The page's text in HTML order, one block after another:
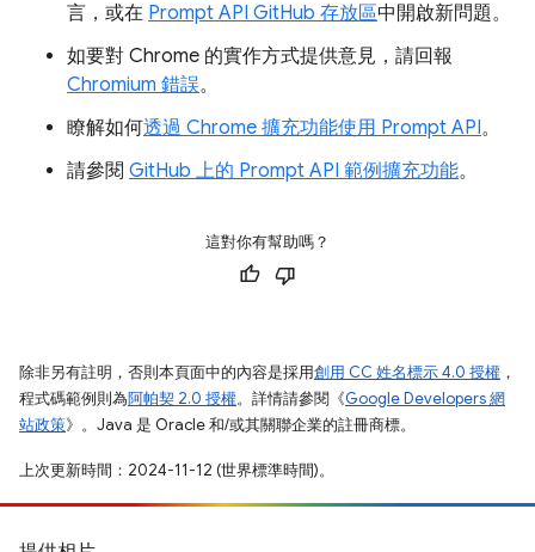
言，或在 Prompt API GitHub 存放區中開啟新問題。
如要對 Chrome 的實作方式提供意見，請回報
Chromium 錯誤。
瞭解如何透過 Chrome 擴充功能使用 Prompt API。
請參閱 GitHub 上的 Prompt API 範例擴充功能。
這對你有幫助嗎？
除非另有註明，否則本頁面中的內容是採用創用 CC 姓名標示 4.0 授權 ，
程式碼範例則為阿帕契 2.0 授權。詳情請參閱《Google Developers 網
站政策》。Java 是 Oracle 和/或其關聯企業的註冊商標。
上次更新時間：2024-11-12 (世界標準時間)。